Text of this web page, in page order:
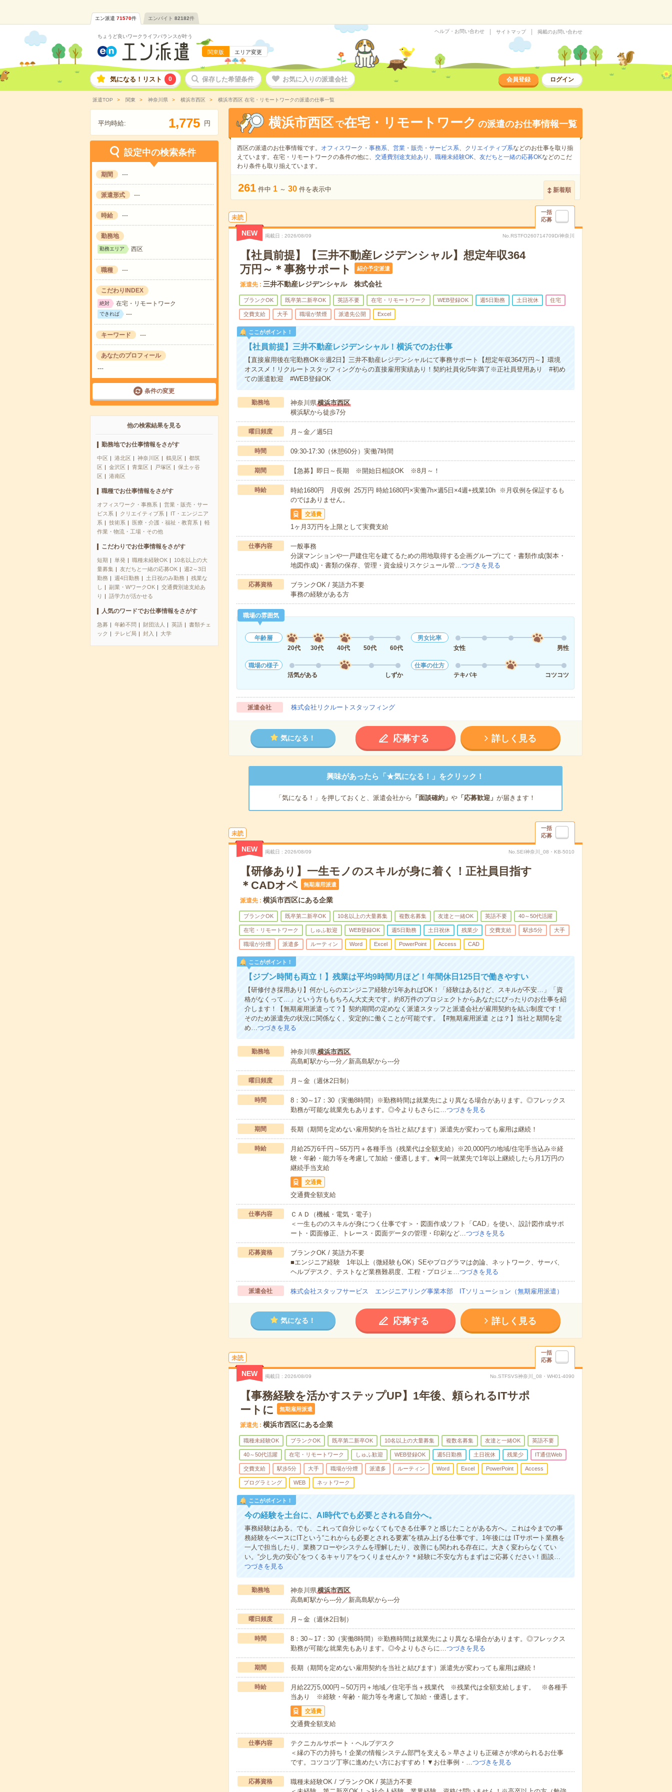
エン派遣 71570件 エンバイト 82182件
ちょうど良いワークライフバランスが叶う
関東版 エリア変更
ヘルプ・お問い合わせ サイトマップ 掲載のお問い合わせ
気になる！リスト 0 保存した希望条件 お気に入りの派遣会社 会員登録 ログイン
派遣TOP 関東 神奈川県 横浜市西区 横浜市西区 在宅・リモートワークの派遣の仕事一覧
平均時給: 1,775 円
設定中の検索条件
期間 ---
派遣形式 ---
時給 ---
勤務地
勤務エリア 西区
職種 ---
こだわりINDEX
絶対 在宅・リモートワーク
できれば ---
キーワード ---
あなたのプロフィール
---
条件の変更
他の検索結果を見る
勤務地でお仕事情報をさがす
中区 港北区 神奈川区 鶴見区
都筑
区
金沢区 青葉区 戸塚区
保土ヶ谷
区
港南区
職種でお仕事情報をさがす
オフィスワーク・事務系
営業・販売・サー
ビス系
クリエイティブ系
IT・エンジニア
系
技術系 医療・介護・福祉・教育系
軽
作業・物流・工場・その他
こだわりでお仕事情報をさがす
短期 単発 職種未経験OK
10名以上の大
量募集
友だちと一緒の応募OK
週2～3日
勤務
週4日勤務 土日祝のみ勤務
残業な
し
副業・WワークOK
交通費別途支給あ
り
語学力が活かせる
人気のワードでお仕事情報をさがす
急募 年齢不問 財団法人 英語
書類チェ
ック
テレビ局 封入 大学
横浜市西区 で在宅・リモートワーク の派遣のお仕事情報一覧
西区の派遣のお仕事情報です。 オフィスワーク・事務系、 営業・販売・サービス系、 クリエイティブ系などのお仕事を取り揃
えています。在宅・リモートワークの条件の他に、 交通費別途支給あり 、 職種未経験OK、 友だちと一緒の応募OKなどのこだ
わり条件も取り揃えています。
261 件中 1 ～ 30 件を表示中 新着順
未読
一括
応募
NEW 掲載日 2026/08/09 No.RSTFO260714709D/神奈川
【社員前提】【三井不動産レジデンシャル】想定年収364
万円～＊事務サポート
紹介予定派遣
派遣先 三井不動産レジデンシャル 株式会社
ブランクOK 既卒第二新卒OK 英語不要 在宅・リモートワーク WEB登録OK 週5日勤務 土日祝休 住宅
交費支給 大手 職場が禁煙 派遣先公開 Excel
ここがポイント！
【社員前提】三井不動産レジデンシャル！横浜でのお仕事
【直接雇用後在宅勤務OK※週2日】三井不動産レジデンシャルにて事務サポート【想定年収364万円～】環境
オススメ！リクルートスタッフィングからの直接雇用実績あり！契約社員化/5年満了※正社員登用あり #初め
ての派遣歓迎 #WEB登録OK
勤務地 神奈川県横浜市西区
横浜駅から徒歩7分
曜日頻度 月～金／週5日
時間 09:30-17:30（休憩60分）実働7時間
期間 【急募】即日～長期 ※開始日相談OK ※8月～！
時給
時給1680円 月収例 25万円 時給1680円×実働7h×週5日×4週+残業10h ※月収例を保証するも
のではありません。
交通費
1ヶ月3万円を上限として実費支給
仕事内容
一般事務
分譲マンションや一戸建住宅を建てるための用地取得する企画グループにて・書類作成(製本・
地図作成)・書類の保存、管理・資金繰りスケジュール管…つづきを見る
応募資格
ブランクOK / 英語力不要
事務の経験がある方
職場の雰囲気
年齢層
20代
30代 40代 50代 60代
男女比率
女性
男性
職場の様子
活気がある
しずか
仕事の仕方
テキパキ
コツコツ
派遣会社 株式会社リクルートスタッフィング
気になる！ 応募する 詳しく見る
興味があったら「★気になる！」をクリック！
「気になる！」を押しておくと、派遣会社から 「面談確約」 や「応募歓迎」 が届きます！
未読
一括
応募
NEW 掲載日 2026/08/09 No.SEI神奈川_08・KB-5010
【研修あり】一生モノのスキルが身に着く！正社員目指す
＊CADオペ
無期雇用派遣
派遣先 横浜市西区にある企業
ブランクOK 既卒第二新卒OK 10名以上の大量募集 複数名募集 友達と一緒OK 英語不要 40～50代活躍
在宅・リモートワーク しゅふ歓迎 WEB登録OK 週5日勤務 土日祝休 残業少 交費支給 駅歩5分 大手
職場が分煙 派遣多 ルーティン Word Excel PowerPoint Access CAD
ここがポイント！
【ジブン時間も両立！】残業は平均9時間/月ほど！年間休日125日で働きやすい
【研修付き採用あり】何かしらのエンジニア経験が1年あればOK！「経験はあるけど、スキルが不安…」「資
格がなくって…」という方ももちろん大丈夫です。約8万件のプロジェクトからあなたにぴったりのお仕事を紹
介します！【無期雇用派遣って？】契約期間の定めなく派遣スタッフと派遣会社が雇用契約を結ぶ制度です！
そのため派遣先の状況に関係なく、安定的に働くことが可能です。【#無期雇用派遣 とは？】当社と期間を定
め…つづきを見る
勤務地 神奈川県横浜市西区
高島町駅から---分／新高島駅から---分
曜日頻度 月～金（週休2日制）
時間
8：30～17：30（実働8時間）※勤務時間は就業先により異なる場合があります。◎フレックス
勤務が可能な就業先もあります。◎今よりもさらに…つづきを見る
期間 長期（期間を定めない雇用契約を当社と結びます）派遣先が変わっても雇用は継続！
時給
月給25万6千円～55万円＋各種手当（残業代は全額支給）※20,000円の地域/住宅手当込み※経
験・年齢・能力等を考慮して加給・優遇します。★同一就業先で1年以上継続したら月1万円の
継続手当支給
交通費
交通費全額支給
仕事内容
ＣＡＤ（機械・電気・電子）
＜一生もののスキルが身につく仕事です＞・図面作成ソフト「CAD」を使い、設計図作成サポ
ート・図面修正、トレース・図面データの管理・印刷など…つづきを見る
応募資格
ブランクOK / 英語力不要
■エンジニア経験 1年以上（微経験もOK）SEやプログラマは勿論、ネットワーク、サーバ、
ヘルプデスク、テストなど業務難易度、工程・プロジェ…つづきを見る
派遣会社 株式会社スタッフサービス エンジニアリング事業本部 ITソリューション（無期雇用派遣）
気になる！ 応募する 詳しく見る
未読
一括
応募
NEW 掲載日 2026/08/09 No.STFSVS神奈川_08・WH01-4090
【事務経験を活かすステップUP】1年後、頼られるITサポ
ートに
無期雇用派遣
派遣先 横浜市西区にある企業
職種未経験OK ブランクOK 既卒第二新卒OK 10名以上の大量募集 複数名募集 友達と一緒OK 英語不要
40～50代活躍 在宅・リモートワーク しゅふ歓迎 WEB登録OK 週5日勤務 土日祝休 残業少 IT通信Web
交費支給 駅歩5分 大手 職場が分煙 派遣多 ルーティン Word Excel PowerPoint Access
プログラミング WEB ネットワーク
ここがポイント！
今の経験を土台に、AI時代でも必要とされる自分へ。
事務経験はある。でも、これって自分じゃなくてもできる仕事？と感じたことがある方へ。これは今までの事
務経験をベースにITという“これからも必要とされる要素”を積み上げる仕事です。1年後には ITサポート業務を
一人で担当したり、業務フローやシステムを理解したり、改善にも関われる存在に。大きく変わらなくてい
い。“少し先の安心”をつくるキャリアをつくりませんか？＊経験に不安な方もまずはご応募ください！面談…
つづきを見る
勤務地 神奈川県横浜市西区
高島町駅から---分／新高島駅から---分
曜日頻度 月～金（週休2日制）
時間
8：30～17：30（実働8時間）※勤務時間は就業先により異なる場合があります。◎フレックス
勤務が可能な就業先もあります。◎今よりもさらに…つづきを見る
期間 長期（期間を定めない雇用契約を当社と結びます）派遣先が変わっても雇用は継続！
時給
月給22万5,000円～50万円＋地域／住宅手当＋残業代 ※残業代は全額支給します。 ※各種手
当あり ※経験・年齢・能力等を考慮して加給・優遇します。
交通費
交通費全額支給
仕事内容
テクニカルサポート・ヘルプデスク
＜縁の下の力持ち！企業の情報システム部門を支える＞早さよりも正確さが求められるお仕事
です。コツコツ丁寧に進めたい方におすすめ！▼お仕事例・…つづきを見る
応募資格
職種未経験OK / ブランクOK / 英語力不要